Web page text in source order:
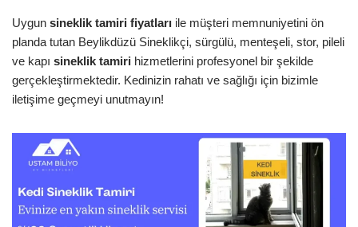
Uygun sineklik tamiri fiyatları ile müşteri memnuniyetini ön
planda tutan Beylikdüzü Sineklikçi, sürgülü, menteşeli, stor, pileli
ve kapı sineklik tamiri hizmetlerini profesyonel bir şekilde
gerçekleştirmektedir. Kedinizin rahatı ve sağlığı için bizimle
iletişime geçmeyi unutmayın!